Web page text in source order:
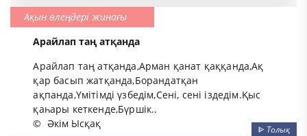
Ақын өлеңдері жинағы
Арайлап таң атқанда
Арайлап таң атқанда,Арман қанат қаққанда,Ақ
қар басып жатқанда,Борандатқан
ақпанда,Үмітімді үзбедім,Сені, сені іздедім.Қыс
қаһары кеткенде,Бүршік..
© Әкім Ысқақ ᐈ Толық